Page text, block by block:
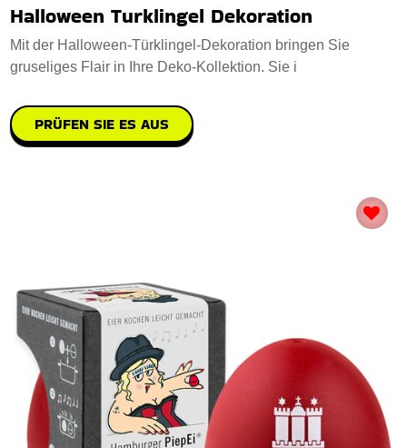
Halloween Turklingel Dekoration
Mit der Halloween-Türklingel-Dekoration bringen Sie
gruseliges Flair in Ihre Deko-Kollektion. Sie i
PRÜFEN SIE ES AUS